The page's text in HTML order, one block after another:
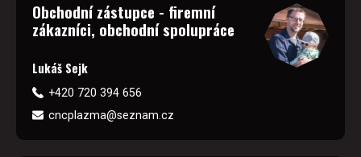
Obchodní zástupce - firemní
zákazníci, obchodní spolupráce
Lukáš Sejk
+420 720 394 656
cncplazma@seznam.cz